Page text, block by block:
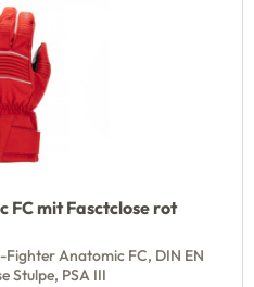
FC mit Fasctclose rot
Anatomic FC, DIN EN
Stulpe, PSA III